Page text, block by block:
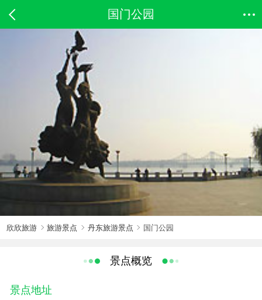
国门公园
欣欣旅游 旅游景点 丹东旅游景点 国门公园
景点概览
景点地址